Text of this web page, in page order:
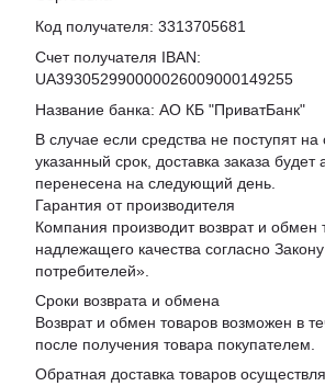
Код получателя: 3313705681
Счет получателя IBAN:
UA393052990000026009000149255
Название банка: АО КБ "ПриватБанк"
В случае если средства не поступят на
указанный срок, доставка заказа будет
перенесена на следующий день.
Гарантия от производителя
Компания производит возврат и обмен
надлежащего качества согласно
потребителей».
Сроки возврата и обмена
Возврат и обмен товаров возможен в
после получения товара покупателем.
Обратная доставка товаров